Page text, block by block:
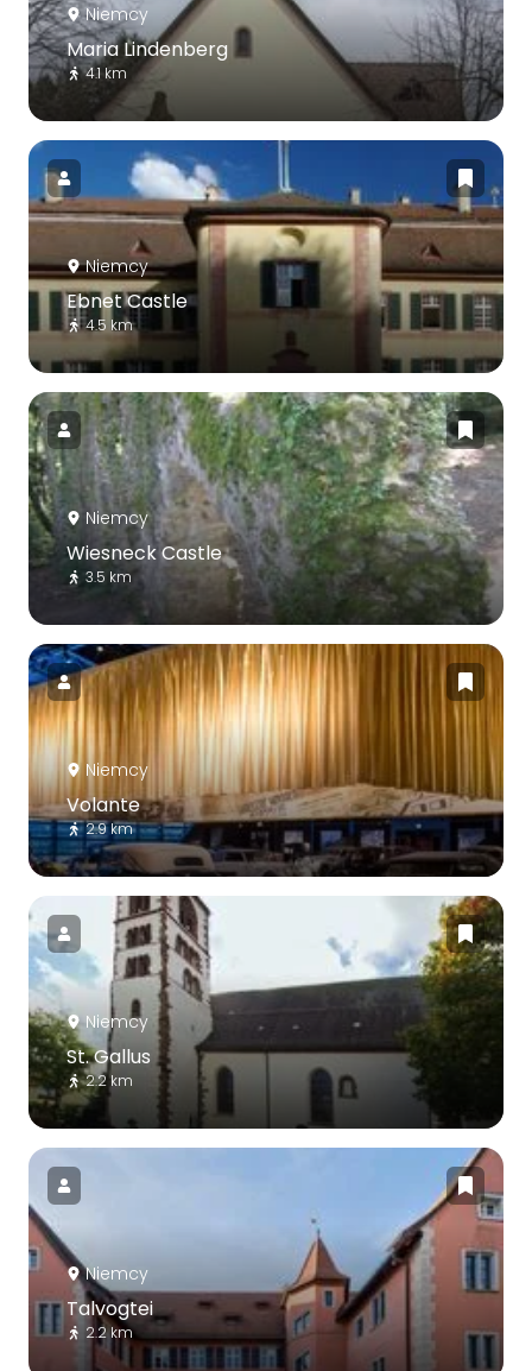
Niemcy
Maria Lindenberg
4.1 km
Niemcy
Ebnet Castle
4.5 km
Niemcy
Wiesneck Castle
3.5 km
Niemcy
Volante
2.9 km
Niemcy
St. Gallus
2.2 km
Niemcy
Talvogtei
2.2 km